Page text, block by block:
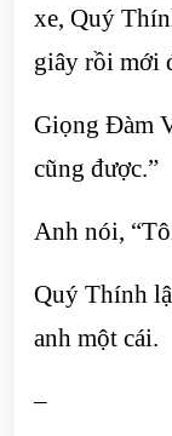
xe, Quý
giây rồi mới
Giọng Đàm
cũng được.”
Anh nói,
Quý Thính
anh một cái.
–